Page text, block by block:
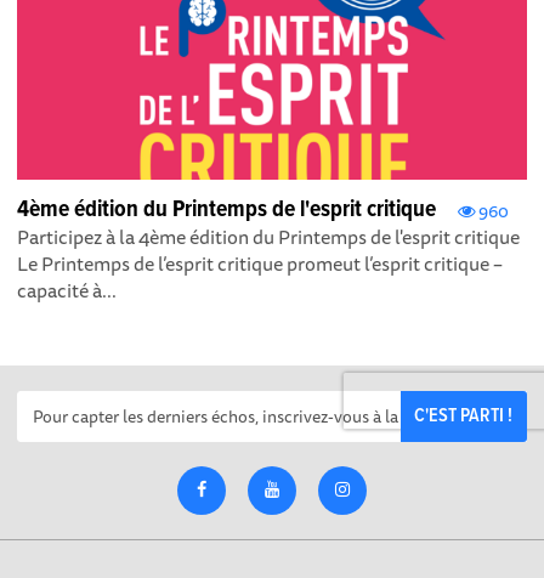
960
4ème édition du Printemps de l'esprit critique
Participez à la 4ème édition du Printemps de l'esprit critique
Le Printemps de l’esprit critique promeut l’esprit critique –
capacité à...
C'EST PARTI !